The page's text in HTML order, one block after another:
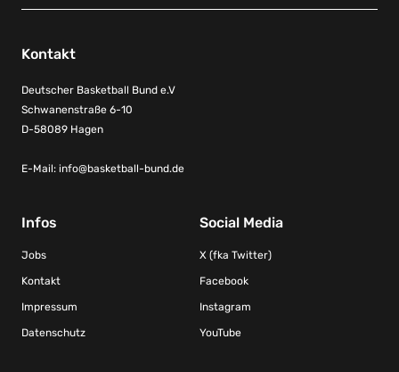
Kontakt
Deutscher Basketball Bund e.V
Schwanenstraße 6-10
D-58089 Hagen
E-Mail: info@basketball-bund.de
Infos
Jobs
Kontakt
Impressum
Datenschutz
Social Media
X (fka Twitter)
Facebook
Instagram
YouTube